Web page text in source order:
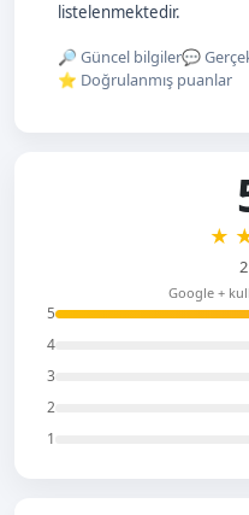
listelenmektedir.
🔎 Güncel bilgiler💬
⭐ Doğrulanmış puanlar
5
4
3
2
1
★
Google +